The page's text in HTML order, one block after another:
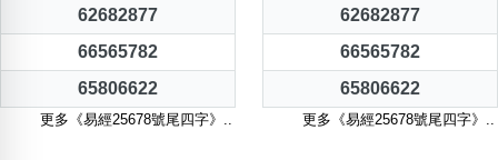
62682877
66565782
65806622
更多《易經25678號尾四字》..
62682877
66565782
65806622
更多《易經25678號尾四字》..